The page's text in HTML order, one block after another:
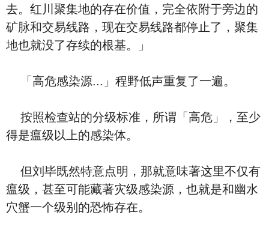
去。红川聚集地的存在价值，完全依附于旁边的
矿脉和交易线路，现在交易线路都停止了，聚集
地也就没了存续的根基。」
「高危感染源...」程野低声重复了一遍。
按照检查站的分级标准，所谓「高危」，至少
得是瘟级以上的感染体。
但刘毕既然特意点明，那就意味著这里不仅有
瘟级，甚至可能藏著灾级感染源，也就是和幽水
穴蟹一个级别的恐怖存在。